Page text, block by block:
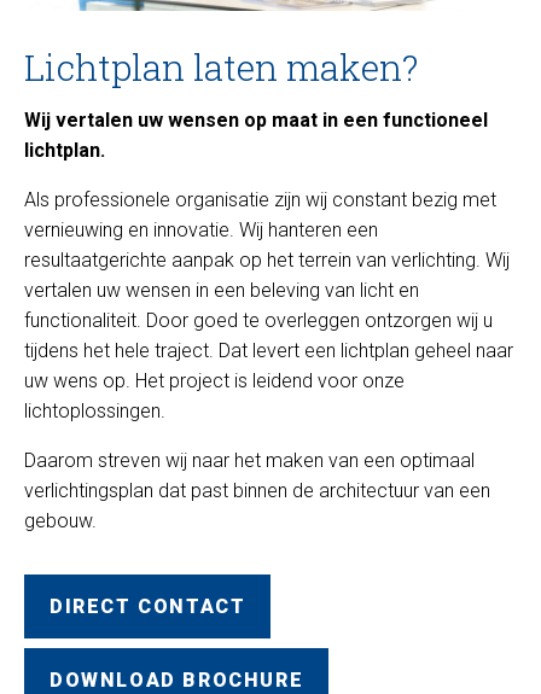
Lichtplan laten maken?
Wij vertalen uw wensen op maat in een functioneel
lichtplan.
Als professionele organisatie zijn wij constant bezig met
vernieuwing en innovatie. Wij hanteren een
resultaatgerichte aanpak op het terrein van verlichting. Wij
vertalen uw wensen in een beleving van licht en
functionaliteit. Door goed te overleggen ontzorgen wij u
tijdens het hele traject. Dat levert een lichtplan geheel naar
uw wens op. Het project is leidend voor onze
lichtoplossingen.
Daarom streven wij naar het maken van een optimaal
verlichtingsplan dat past binnen de architectuur van een
gebouw.
DIRECT CONTACT
DOWNLOAD BROCHURE